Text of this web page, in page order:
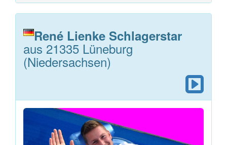
René Lienke Schlagerstar
aus 21335 Lüneburg
(Niedersachsen)